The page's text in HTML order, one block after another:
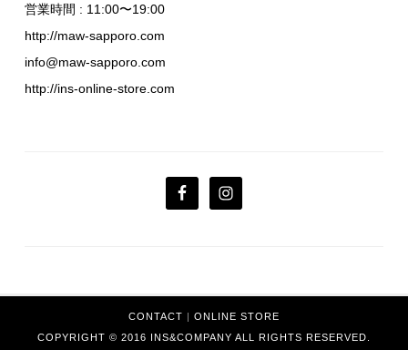
営業時間 : 11:00〜19:00
http://maw-sapporo.com
info@maw-sapporo.com
http://ins-online-store.com
CONTACT | ONLINE STORE
COPYRIGHT © 2016 INS&COMPANY ALL RIGHTS RESERVED.